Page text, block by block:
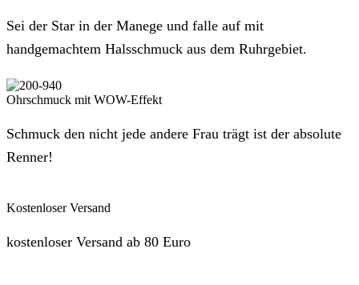
Sei der Star in der Manege und falle auf mit
handgemachtem Halsschmuck aus dem Ruhrgebiet.
Ohrschmuck mit WOW-Effekt
Schmuck den nicht jede andere Frau trägt ist der absolute
Renner!
Kostenloser Versand
kostenloser Versand ab 80 Euro